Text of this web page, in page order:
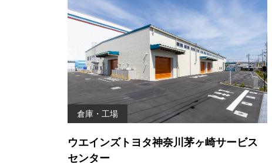
倉庫・工場
ウエインズトヨタ神奈川茅ヶ崎サービス
センター